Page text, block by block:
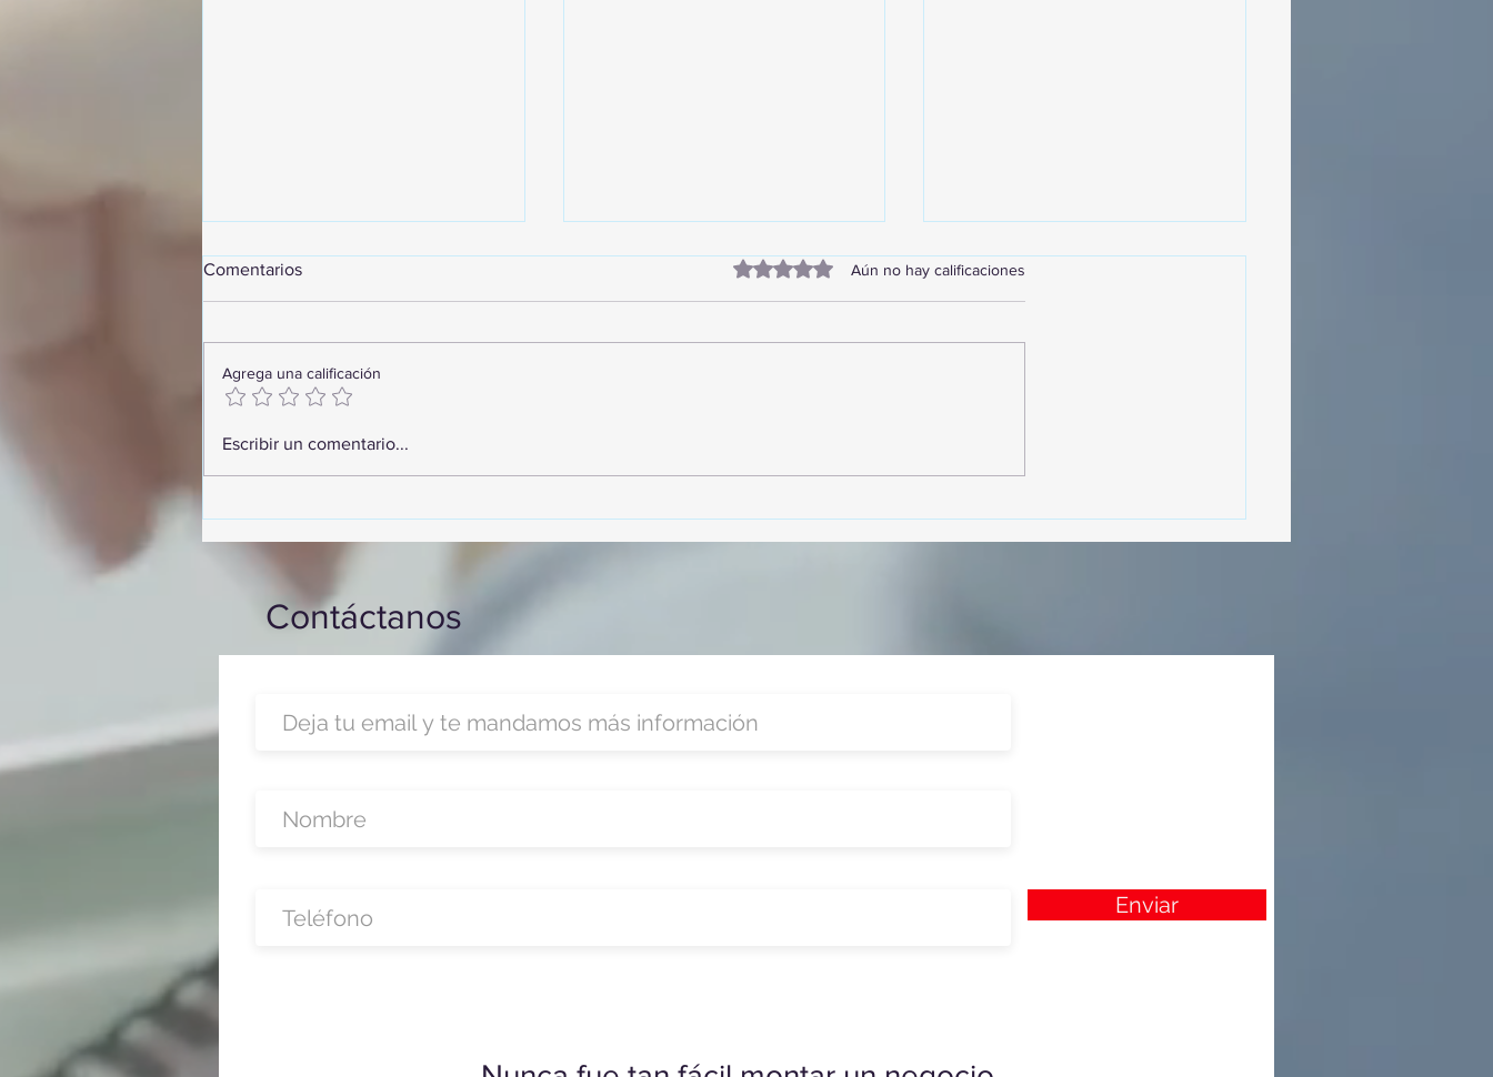
GoMapTravelByFraveo
capacitación realizado en el
Zoom
organizada por Nefertari
Comentarios Obtuvo 0 de 5 estrellas.
Aún no hay calificaciones
Agrega una calificación
Escribir un comentario...
Contáctanos
Enviar